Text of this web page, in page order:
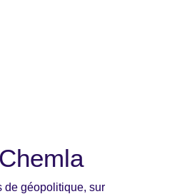
de géopolitique, sur